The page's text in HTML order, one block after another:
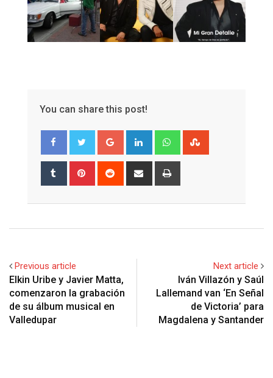
You can share this post!
Google+ LinkedIn Whatsapp
Tumblr Pinterest Reddit
Share
Previous article
Elkin Uribe y Javier Matta,
comenzaron la grabación
de su álbum musical en
Valledupar
Next article
Iván Villazón y Saúl
Lallemand van ‘En Señal
de Victoria’ para
Magdalena y Santander